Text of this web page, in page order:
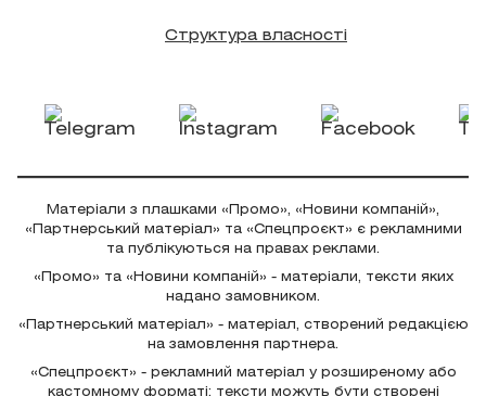
Структура власності
Матеріали з плашками «Промо», «Новини компаній»,
«Партнерський матеріал» та «Спецпроєкт» є рекламними
та публікуються на правах реклами.
«Промо» та «Новини компаній» - матеріали, тексти яких
надано замовником.
«Партнерський матеріал» - матеріал, створений редакцією
на замовлення партнера.
«Спецпроєкт» - рекламний матеріал у розширеному або
кастомному форматі; тексти можуть бути створені